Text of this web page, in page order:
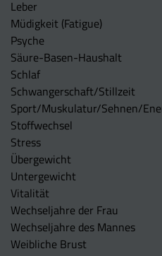
Leber
Müdigkeit (Fatigue)
Psyche
Säure-Basen-Haushalt
Schlaf
Schwangerschaft/Stillzeit
Sport/Muskulatur/Sehnen/
Stoffwechsel
Stress
Übergewicht
Untergewicht
Vitalität
Wechseljahre der Frau
Wechseljahre des Mannes
Weibliche Brust